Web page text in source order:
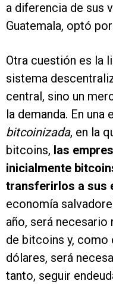
a diferencia de sus
Guatemala, optó
Otra cuestión es la
sistema
central, sino un
la demanda. En
bitcoinizada, en la
bitcoins, las
inicialmente
transferirlos a sus
economía
año, será
de bitcoins y, como
dólares, será
tanto, seguir